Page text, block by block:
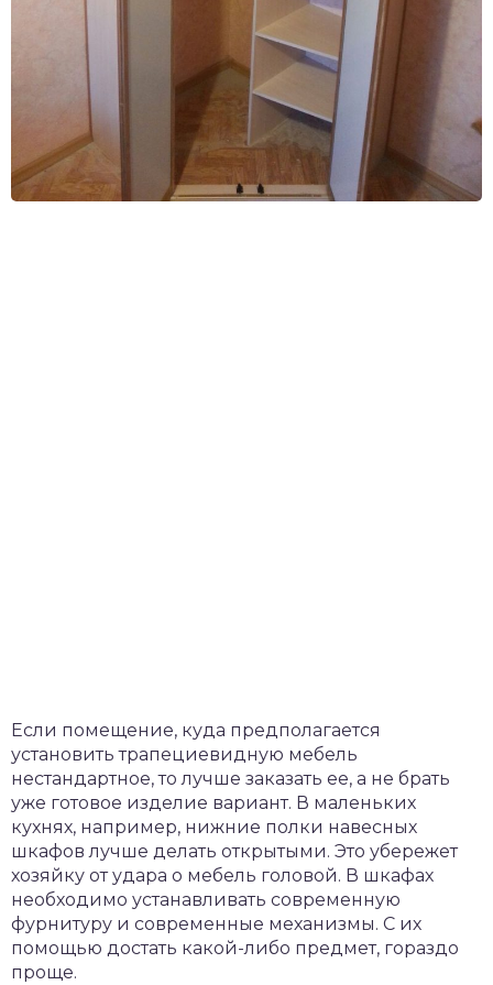
Если помещение, куда предполагается
установить трапециевидную мебель
нестандартное, то лучше заказать ее, а не брать
уже готовое изделие вариант. В маленьких
кухнях, например, нижние полки навесных
шкафов лучше делать открытыми. Это убережет
хозяйку от удара о мебель головой. В шкафах
необходимо устанавливать современную
фурнитуру и современные механизмы. С их
помощью достать какой-либо предмет, гораздо
проще.